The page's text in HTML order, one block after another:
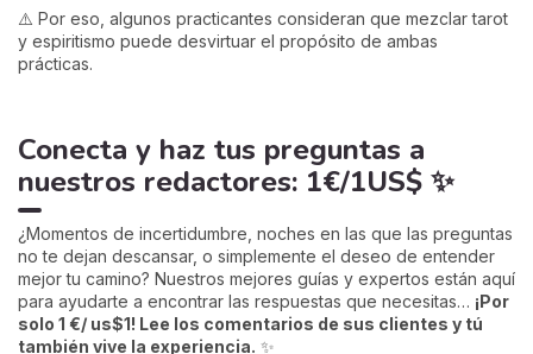
⚠️ Por eso, algunos practicantes consideran que mezclar tarot
y espiritismo puede desvirtuar el propósito de ambas
prácticas.
Conecta y haz tus preguntas a
nuestros redactores: 1€/1US$ ✨
¿Momentos de incertidumbre, noches en las que las preguntas
no te dejan descansar, o simplemente el deseo de entender
mejor tu camino? Nuestros mejores guías y expertos están aquí
para ayudarte a encontrar las respuestas que necesitas… ¡Por
solo 1 €/ us$1! Lee los comentarios de sus clientes y tú
también vive la experiencia. ✨